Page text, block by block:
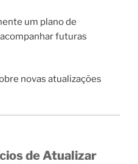
um plano de
futuras
novas atualizações
de Atualizar